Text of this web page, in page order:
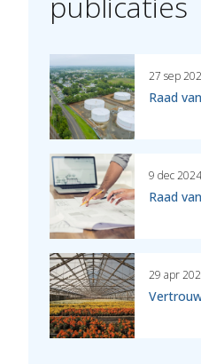
27 sep
Raad
9 dec 2024
Raad
29 apr